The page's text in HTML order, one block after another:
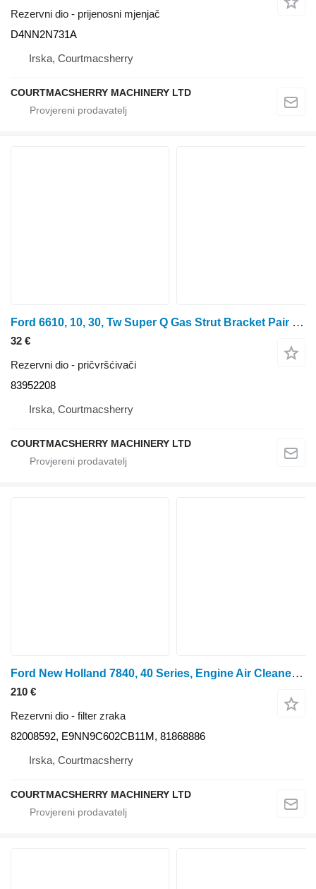
Rezervni dio - prijenosni mjenjač
D4NN2N731A
Irska, Courtmacsherry
COURTMACSHERRY MACHINERY LTD
Ford 6610, 10, 30, Tw Super Q Gas Strut Bracket Pair 83952208 za traktora na kotačima
32 €
Rezervni dio - pričvršćivači
83952208
Irska, Courtmacsherry
COURTMACSHERRY MACHINERY LTD
Ford New Holland 7840, 40 Series, Engine Air Cleaner Assembly 8200859 82008592 filter zraka za Ford Please check the measurements by the pictures traktora na kotačima
210 €
Rezervni dio - filter zraka
82008592, E9NN9C602CB11M, 81868886
Irska, Courtmacsherry
COURTMACSHERRY MACHINERY LTD